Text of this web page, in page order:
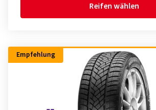
Reifen wählen
Empfehlung